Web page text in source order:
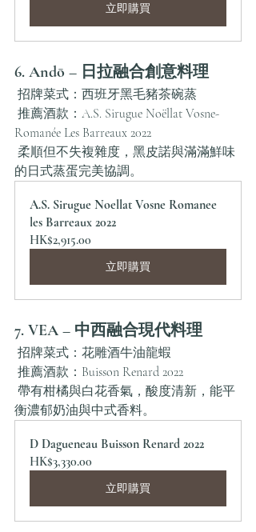
立即購買
6. Andō – 日拉融合創意料理
招牌菜式：西班牙黑毛豬茶碗蒸
Romanée Les Barreaux 2022
的日式蒸蛋完美協調。
A.S. Sirugue Noellat Vosne Romanee
les Barreaux 2022
HK$2,915.00
立即購買
7. VEA – 中西融合現代料理
招牌菜式：花雕酒牛油龍蝦
推薦酒款：Buisson Renard 2022
衡濃郁奶油與中式香料。
D Dagueneau Buisson Renard 2022
HK$3,330.00
立即購買